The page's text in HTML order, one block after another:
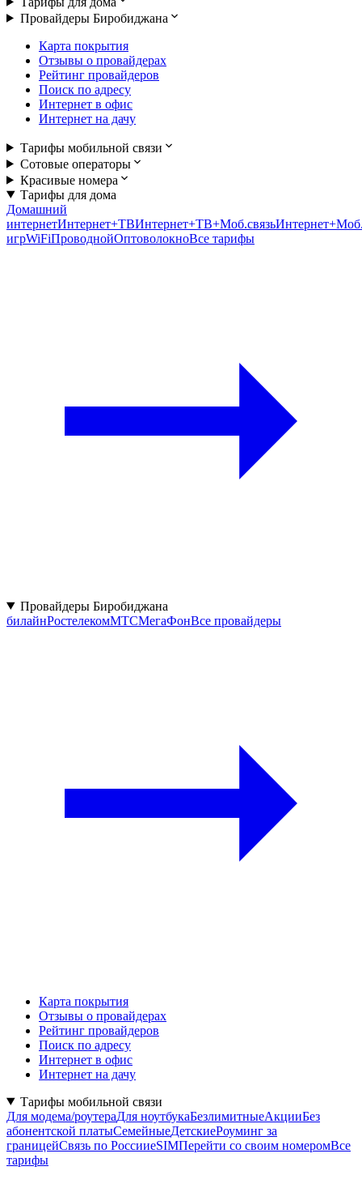
Провайдеры Биробиджана
Карта покрытия
Отзывы о провайдерах
Рейтинг провайдеров
Поиск по адресу
Интернет в офис
Интернет на дачу
Тарифы мобильной связи
Сотовые операторы
Красивые номера
Тарифы для дома
Домашний
интернетИнтернет+ТВИнтернет+ТВ+Моб.связь
игрWiFiПроводнойОптоволокноВсе тарифы
Провайдеры Биробиджана
билайнРостелекомМТСМегаФонВсе провайдеры
Карта покрытия
Отзывы о провайдерах
Рейтинг провайдеров
Поиск по адресу
Интернет в офис
Интернет на дачу
Тарифы мобильной связи
Для модема/роутераДля ноутбукаБезлимитныеАкцииБез
абонентской платыСемейныеДетскиеРоуминг за
границейСвязь по РоссииeSIMПерейти со своим номеромВсе
тарифы